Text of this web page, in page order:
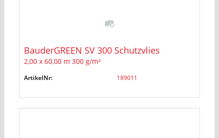
BauderGREEN SV 300 Schutzvlies
2,00 x 60,00 m 300 g/m²
ArtikelNr: 189011